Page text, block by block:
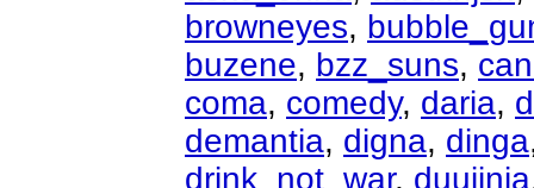
browneyes,
buzene, bzz_suns,
coma, comedy, daria,
demantia, digna, dinga
drink_not_war, duujinja